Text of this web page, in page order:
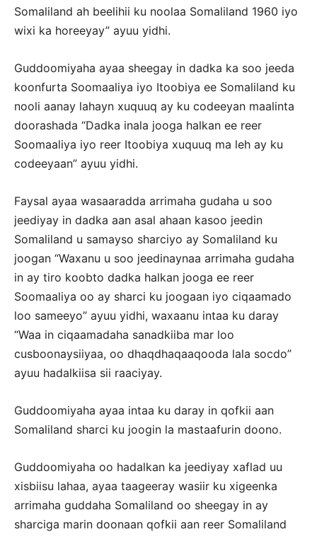
Somaliland ah beelihii ku noolaa Somaliland 1960 iyo
wixi ka horeeyay” ayuu yidhi.
Guddoomiyaha ayaa sheegay in dadka ka soo jeeda
koonfurta Soomaaliya iyo Itoobiya ee Somaliland ku
nooli aanay lahayn xuquuq ay ku codeeyan maalinta
doorashada “Dadka inala jooga halkan ee reer
Soomaaliya iyo reer Itoobiya xuquuq ma leh ay ku
codeeyaan” ayuu yidhi.
Faysal ayaa wasaaradda arrimaha gudaha u soo
jeediyay in dadka aan asal ahaan kasoo jeedin
Somaliland u samayso sharciyo ay Somaliland ku
joogan “Waxanu u soo jeedinaynaa arrimaha gudaha
in ay tiro koobto dadka halkan jooga ee reer
Soomaaliya oo ay sharci ku joogaan iyo ciqaamado
loo sameeyo” ayuu yidhi, waxaanu intaa ku daray
“Waa in ciqaamadaha sanadkiiba mar loo
cusboonaysiiyaa, oo dhaqdhaqaaqooda lala socdo”
ayuu hadalkiisa sii raaciyay.
Guddoomiyaha ayaa intaa ku daray in qofkii aan
Somaliland sharci ku joogin la mastaafurin doono.
Guddoomiyaha oo hadalkan ka jeediyay xaflad uu
xisbiisu lahaa, ayaa taageeray wasiir ku xigeenka
arrimaha guddaha Somaliland oo sheegay in ay
sharciga marin doonaan qofkii aan reer Somaliland